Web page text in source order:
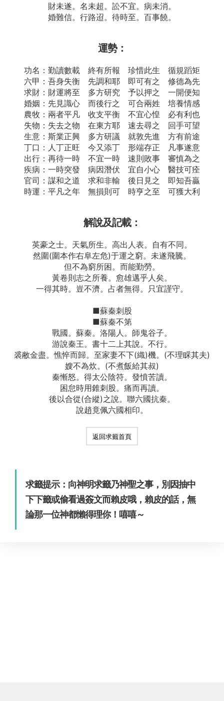
財未遂。名未超。訟不宜。病未消。
婚難信。行路迢。待時至。百事饒。
運勢：
功名：勤讀數載 終有所報 珍惜此生 循規蹈矩
六甲：吾身失衡 先調和耶 即可有之 修德為先
求財：財運將至 多方研究 予以押之 一開便知
婚姻：先見識心 而後行之 可合兩姓 培養情感
農牧：兩者平凡 收支平衡 不宜心惶 必有利也
失物：失去之物 在東方耶 速去尋之 回手可望
生意：斯業正興 多方研議 就敦先進 方有前途
丁口：人丁正旺 今又添丁 形端存正 凡事遂意
出行：再待一時 不宜一時 速則敗事 審慎為之
疾病：一時突發 病因潛伏 宜自小心 醫技可痊
官司：謀和之道 求和非輸 後日見之 即知吾贏
時運：平凡之年 無損則可 時亨之至 可獲大利
解說及記載：
英豪之士。天氣所生。高出人表。自有不同。
然圍(圍本作右阜左危)于運之窮。未遂飛騰。
但不為窮所困。而能勤勞。
黃卷則志之所養。愈雄邁乎人矣。
一得其時。豈不濟。占者無得。只宜謹守。
■蘇秦刺股
■蘇秦不第
戰國。蘇秦。洛陽人。師鬼谷子。
游說秦王。書十二上其說。不行。
裘敝金盡。憔悴而歸。至家妻不下(織)機。(不理睬其夫)
嫂不為炊。(不煮飯給其叔)
秦慚怒。得太公陰符。發憤苦讀。
困怠時用錐刺股。痛而再讀。
後以合從(合縱)之說。聯六國抗秦。
說趙竟佩六國相印。
返回求籤首頁
求籤提示：向神明求籤乃神聖之事，別因抽中
下下籤或偷看過簽文而賴皮哦，賴皮的話，無
論那一位神都懶得理你！嘻嘻～